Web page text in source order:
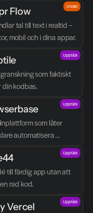
Flow
tal till text i realtid –
mobil och i dina appar.
Utvald
som faktiskt
din kodbas.
Upptäck
som låter
automatisera
och bygga
utan egen
Upptäck
till färdig app utan att
rad kod.
Upptäck
Vercel Upptäck